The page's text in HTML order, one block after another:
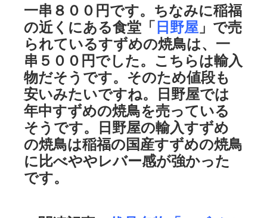
一串８００円です。ちなみに稲福
の近くにある食堂「日野屋 」で売
られているすずめの焼鳥は、一
串５００円でした。こちらは輸入
物だそうです。そのため値段も
安いみたいですね。日野屋では
年中すずめの焼鳥を売っている
そうです。日野屋の輸入すずめ
の焼鳥は稲福の国産すずめの焼鳥
に比べややレバー感が強かった
です。